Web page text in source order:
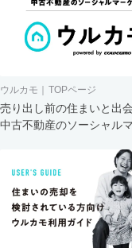
ウルカモ｜TOPページ
売り出し前の住まいと出会
中古不動産のソーシャル